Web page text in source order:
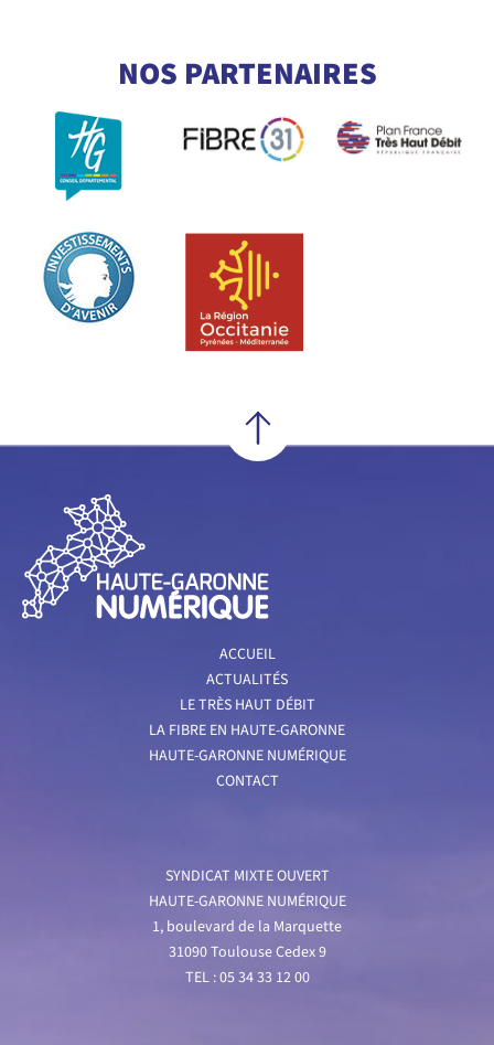
VOCABULAIRE DE LA FIBRE
En savoir +
NOS PARTENAIRES
ACCUEIL
ACTUALITÉS
LE TRÈS HAUT DÉBIT
LA FIBRE EN HAUTE-GARONNE
HAUTE-GARONNE NUMÉRIQUE
CONTACT
SYNDICAT MIXTE OUVERT
HAUTE-GARONNE NUMÉRIQUE
1, boulevard de la Marquette
31090 Toulouse Cedex 9
TEL : 05 34 33 12 00